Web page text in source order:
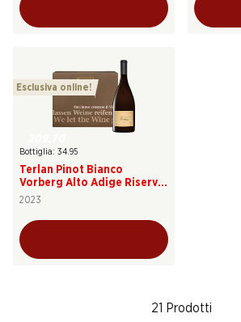
Esclusiva online!
Bottiglia: 34.95
Terlan Pinot Bianco
Vorberg Alto Adige Riserva
DOC
2023
21 Prodotti